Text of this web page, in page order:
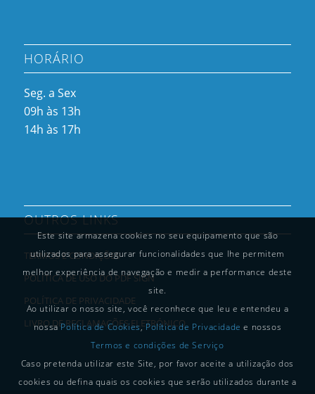
HORÁRIO
Seg. a Sex
09h às 13h
14h às 17h
OUTROS LINKS
TERMOS E CONDIÇÕES
POLÍTICA DE USO DO PDF SIGN
POLÍTICA DE PRIVACIDADE
LIVRO DE RECLAMAÇÕES ELETRÓNICO
Este site armazena cookies no seu equipamento que são
utilizados para assegurar funcionalidades que lhe permitem
melhor experiência de navegação e medir a performance deste
site.
Ao utilizar o nosso site, você reconhece que leu e entendeu a
nossaPolítica de Cookies,Política de Privacidade e nossos
Termos e condições de Serviço
Caso pretenda utilizar este Site, por favor aceite a utilização dos
cookies ou defina quais os cookies que serão utilizados durante a